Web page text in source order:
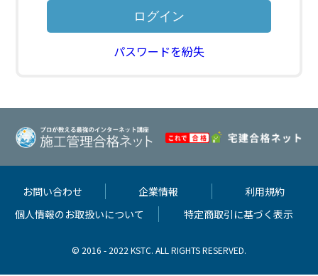
パスワードを紛失
お問い合わせ 企業情報
利用規約
個人情報のお取扱いについて
特定商取引に基づく表示
© 2016 - 2022 KSTC. ALL RIGHTS RESERVED.